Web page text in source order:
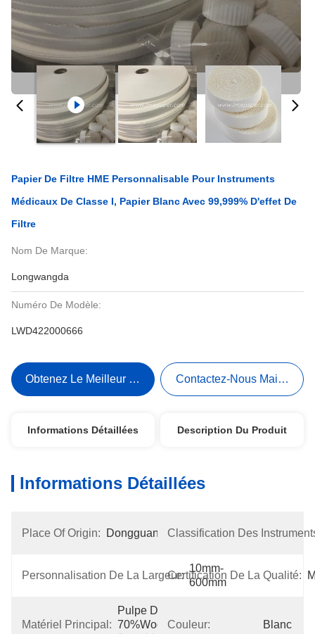
Papier De Filtre HME Personnalisable Pour Instruments
Médicaux De Classe I, Papier Blanc Avec 99,999% D'effet De
Filtre
Nom De Marque:
Longwangda
Numéro De Modèle:
LWD422000666
Obtenez Le Meilleur Prix Contactez-Nous Maintenant
Informations Détaillées Description Du Produit
Informations Détaillées
Place Of Origin: Dongguan Classification Des
Personnalisation De La Largeur:
10mm-
600mm
Certification De La Qualité:
Matériel Principal:
Pulpe De
70%Wood Couleur: Blanc